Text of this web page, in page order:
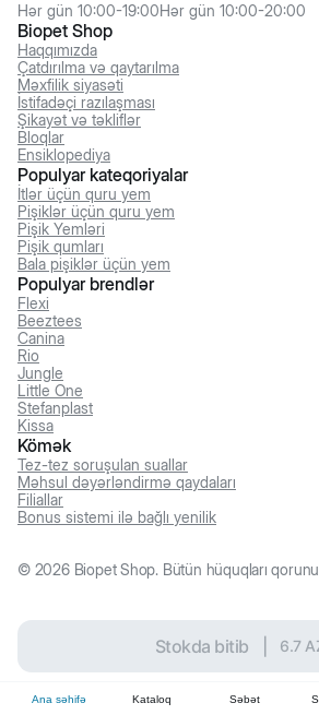
Stokda bitib 6.7
Biopet Shop
Haqqımızda
Çatdırılma və qaytarılma
Məxfilik siyasəti
İstifadəçi razılaşması
Şikayət və təkliflər
Bloqlar
Ensiklopediya
Hər gün 10:00-19:00Hər gün 10:00-20:00
Populyar kateqoriyalar
İtlər üçün quru yem
Pişiklər üçün quru yem
Pişik Yemləri
Pişik qumları
Bala pişiklər üçün yem
Populyar brendlər
Flexi
Beeztees
Canina
Rio
Jungle
Little One
Stefanplast
Kissa
Kömək
Tez-tez soruşulan suallar
Məhsul dəyərləndirmə qaydaları
Filiallar
Bonus sistemi ilə bağlı yenilik
© 2026Biopet Shop. Bütün hüquqları
Ana səhifə Kataloq Səbət